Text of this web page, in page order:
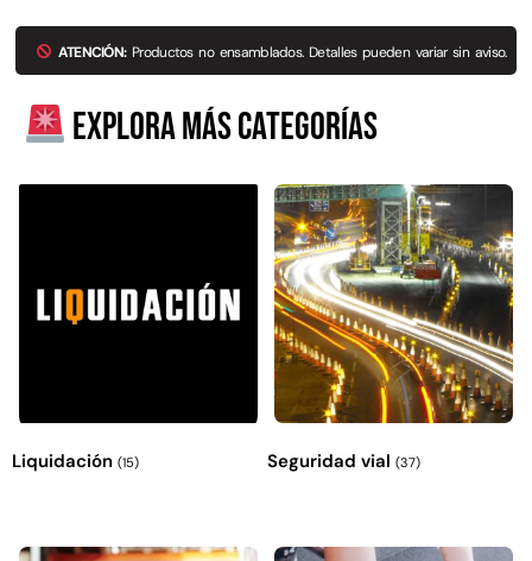
ATENCIÓN:Productos no ensamblados. Detalles pueden variar sin aviso.
Explora más categorías
Liquidación (15) Seguridad vial (37)